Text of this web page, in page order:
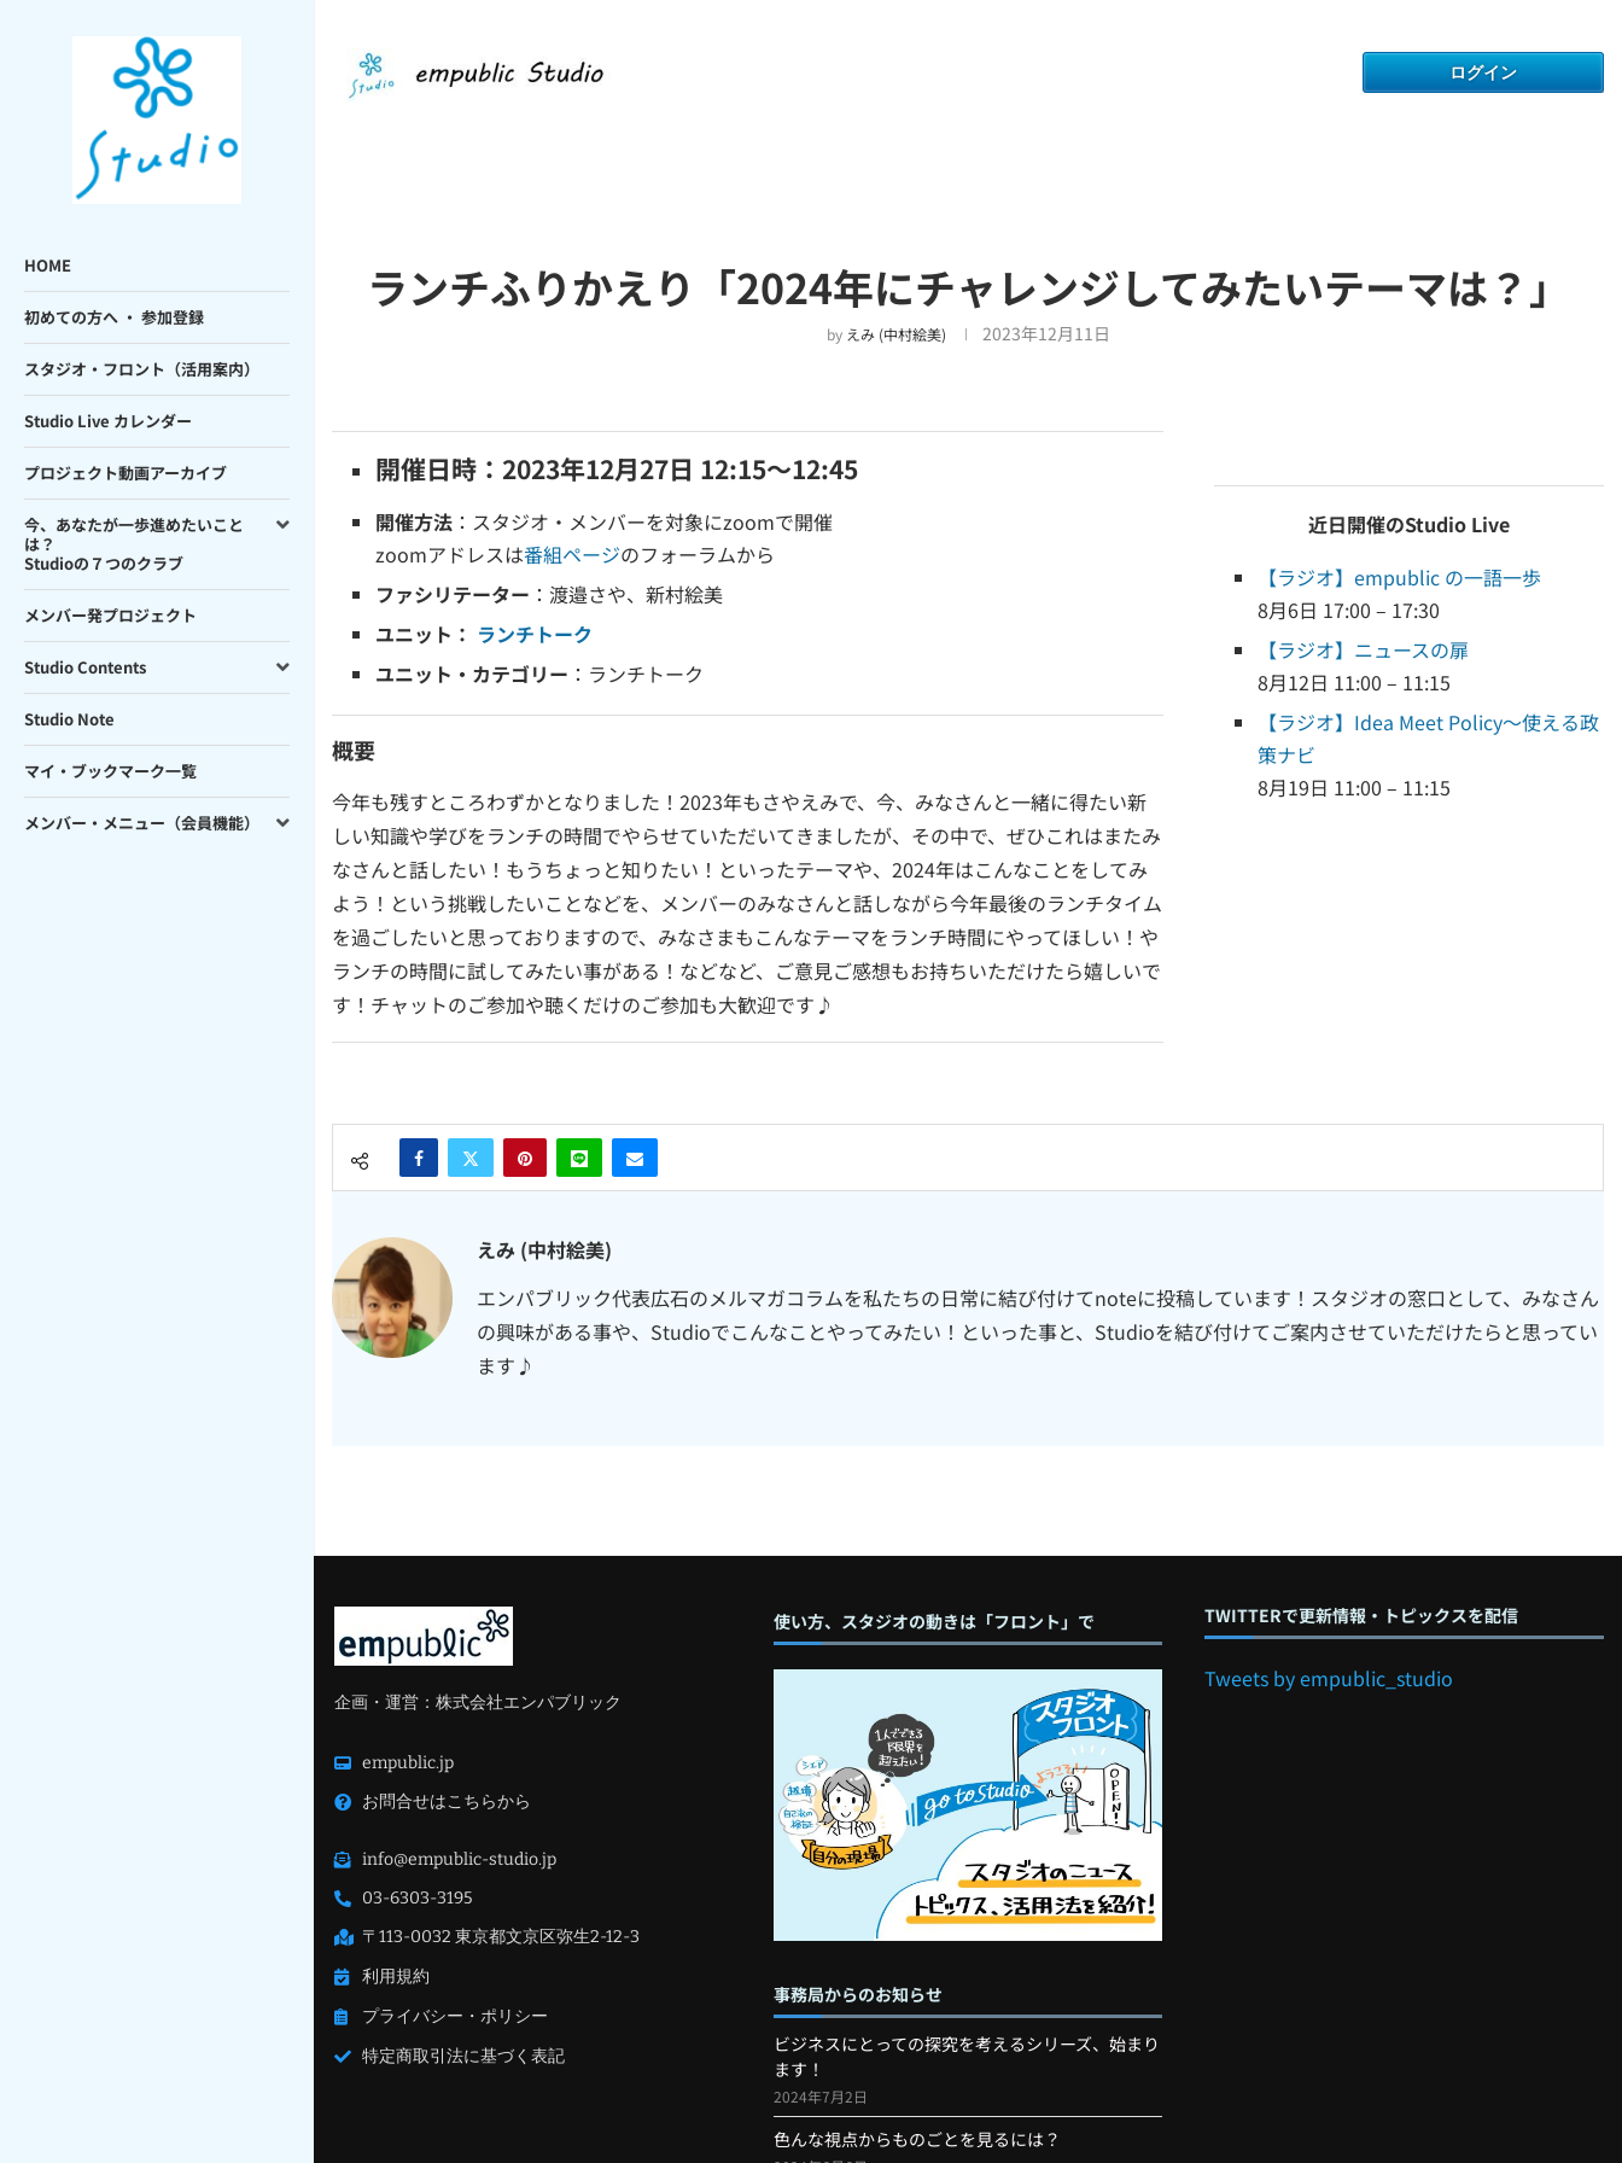
HOME
初めての方へ ・ 参加登録
スタジオ・フロント（活用案内）
Studio Live カレンダー
プロジェクト動画アーカイブ
今、あなたが一歩進めたいこと
は？
Studioの７つのクラブ
メンバー発プロジェクト
Studio Contents
Studio Note
マイ・ブックマーク一覧
メンバー・メニュー（会員機能）
ランチふりかえり「2024年にチャレンジしてみたいテーマは？」
by えみ (中村絵美) 2023年12月11日
開催日時：2023年12月27日 12:15～12:45
開催方法 ：スタジオ・メンバーを対象にzoomで開催
zoomアドレスは番組ページのフォーラムから
ファシリテーター ：渡邉さや、新村絵美
ユニット： ランチトーク
ユニット・カテゴリー ：ランチトーク
概要
今年も残すところわずかとなりました！2023年もさやえみで、今、みなさんと一緒に得たい新
しい知識や学びをランチの時間でやらせていただいてきましたが、その中で、ぜひこれはまたみ
なさんと話したい！もうちょっと知りたい！といったテーマや、2024年はこんなことをしてみ
よう！という挑戦したいことなどを、メンバーのみなさんと話しながら今年最後のランチタイム
を過ごしたいと思っておりますので、みなさまもこんなテーマをランチ時間にやってほしい！や
ランチの時間に試してみたい事がある！などなど、ご意見ご感想もお持ちいただけたら嬉しいで
す！チャットのご参加や聴くだけのご参加も大歓迎です♪
近日開催のStudio Live
【ラジオ】empublic の一語一歩
8月6日 17:00 – 17:30
【ラジオ】ニュースの扉
8月12日 11:00 – 11:15
【ラジオ】Idea Meet Policy～使える政
策ナビ
8月19日 11:00 – 11:15
えみ (中村絵美)
エンパブリック代表広石のメルマガコラムを私たちの日常に結び付けてnoteに投稿しています！スタジオの窓口として、みなさん
の興味がある事や、Studioでこんなことやってみたい！といった事と、Studioを結び付けてご案内させていただけたらと思ってい
ます♪
企画・運営：株式会社エンパブリック
empublic.jp
お問合せはこちらから
info@empublic-studio.jp
03-6303-3195
〒113-0032 東京都文京区弥生2-12-3
利用規約
プライバシー・ポリシー
特定商取引法に基づく表記
使い方、スタジオの動きは「フロント」で
事務局からのお知らせ
ビジネスにとっての探究を考えるシリーズ、始まり
ます！
2024年7月2日
色んな視点からものごとを見るには？
TWITTERで更新情報・トピックスを配信
Tweets by empublic_studio